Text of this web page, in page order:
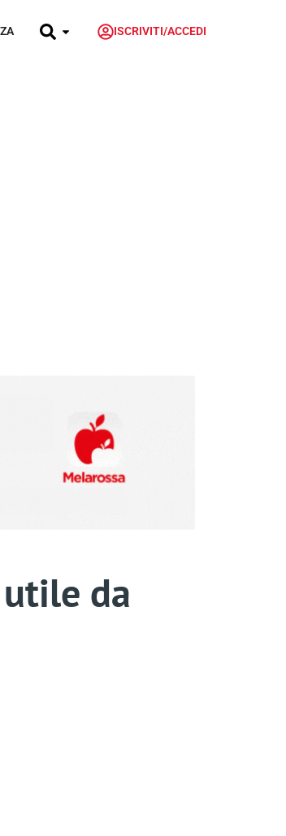
ISCRIVITI/ACCEDI
da